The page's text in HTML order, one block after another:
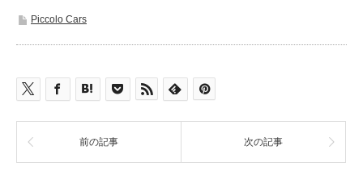
Piccolo Cars
前の記事 次の記事